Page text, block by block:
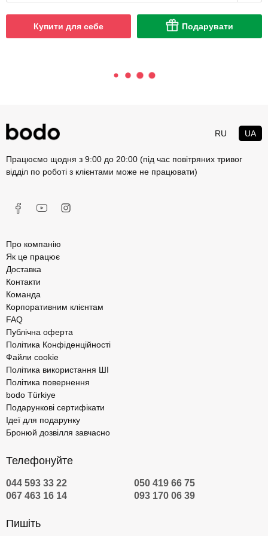
Купити для себе Подарувати
RU UA
Працюємо щодня з 9:00 до 20:00 (під час повітряних тривог
відділ по роботі з клієнтами може не працювати)
Про компанію
Як це працює
Доставка
Контакти
Команда
Корпоративним клієнтам
FAQ
Публічна оферта
Політика Конфіденційності
Файли cookie
Політика використання ШІ
Політика повернення
bodo Türkiye
Подарункові сертифікати
Ідеї для подарунку
Бронюй дозвілля завчасно
Телефонуйте
044 593 33 22
050 419 66 75
067 463 16 14
093 170 06 39
Пишіть